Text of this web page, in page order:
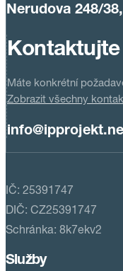
Nerudova 248/
Máte konkrétní
Zobrazit všechny
IČ: 25391747
DIČ: CZ25391747
Schránka: 8k7ekv2
Služby